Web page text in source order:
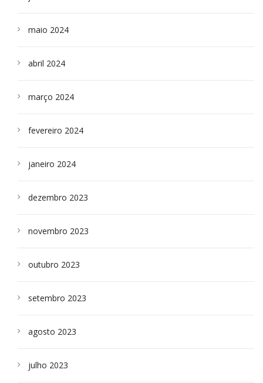
maio 2024
abril 2024
março 2024
fevereiro 2024
janeiro 2024
dezembro 2023
novembro 2023
outubro 2023
setembro 2023
agosto 2023
julho 2023